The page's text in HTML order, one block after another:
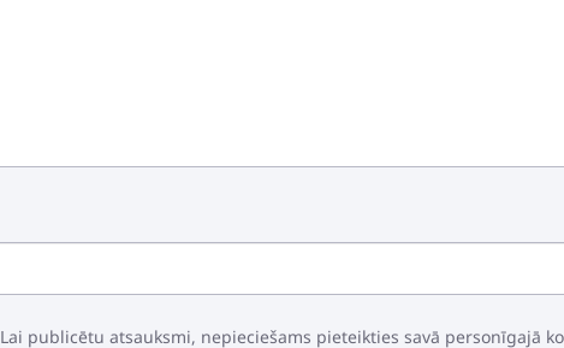
Lai publicētu atsauksmi, nepieciešams pieteikties savā personīgajā